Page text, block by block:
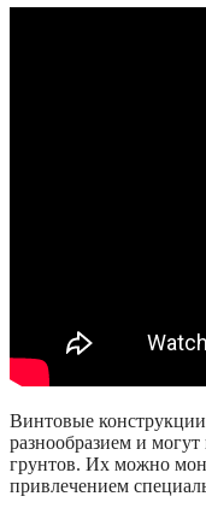
Винтовые
разнообразием и
грунтов. Их можно
привлечением